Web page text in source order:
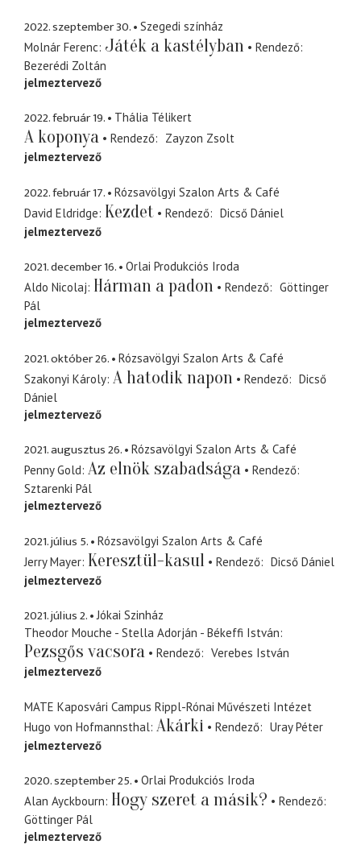
2022. szeptember 30.
Szegedi színház
Molnár Ferenc Játék a kastélyban
Rendező
Bezerédi Zoltán
jelmeztervező
2022. február 19. Thália Télikert
A koponya Rendező
Zayzon Zsolt
jelmeztervező
2022. február 17.
Rózsavölgyi Szalon Arts & Café
David Eldridge Kezdet Rendező
Dicső Dániel
jelmeztervező
2021. december 16.
Orlai Produkciós Iroda
Aldo Nicolaj Hárman a padon Rendező
Göttinger
Pál
jelmeztervező
2021. október 26.
Rózsavölgyi Szalon Arts & Café
Szakonyi Károly A hatodik napon Rendező
Dicső
Dániel
jelmeztervező
2021. augusztus 26.
Rózsavölgyi Szalon Arts & Café
Penny Gold Az elnök szabadsága
Rendező
Sztarenki Pál
jelmeztervező
2021. július 5.
Rózsavölgyi Szalon Arts & Café
Jerry Mayer Keresztül-kasul Rendező
Dicső Dániel
jelmeztervező
2021. július 2.
Jókai Szinház
Theodor Mouche - Stella Adorján - Békeffi István
Pezsgős vacsora Rendező
Verebes István
jelmeztervező
MATE Kaposvári Campus Rippl-Rónai Művészeti Intézet
Hugo von Hofmannsthal Akárki Rendező
Uray Péter
jelmeztervező
2020. szeptember 25.
Orlai Produkciós Iroda
Alan Ayckbourn Hogy szeret a másik?
Rendező
Göttinger Pál
jelmeztervező